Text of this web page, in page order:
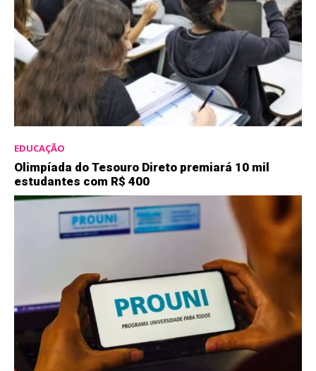
EDUCAÇÃO
Olimpíada do Tesouro Direto premiará 10 mil
estudantes com R$ 400